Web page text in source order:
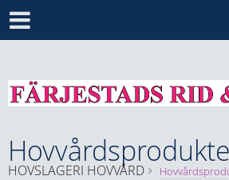
HOVSLAGERI HOVVÅRD